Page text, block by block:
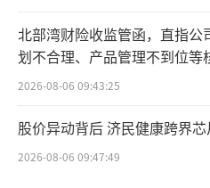
源财险和永安财险3家
三，分别为6.08%、
部分险企的投资收益率
43家。
北部湾财险收监管函，直指公
划不合理、产品管理不到位
点”
2026-08-06 09:43:25
股价异动背后 济民健康跨界
2026-08-06 09:47:49